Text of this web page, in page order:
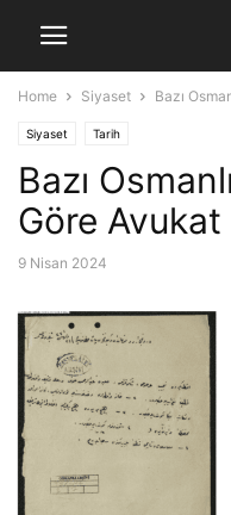
Home Siyaset Bazı
Siyaset Tarih
Bazı
Göre
9 Nisan 2024